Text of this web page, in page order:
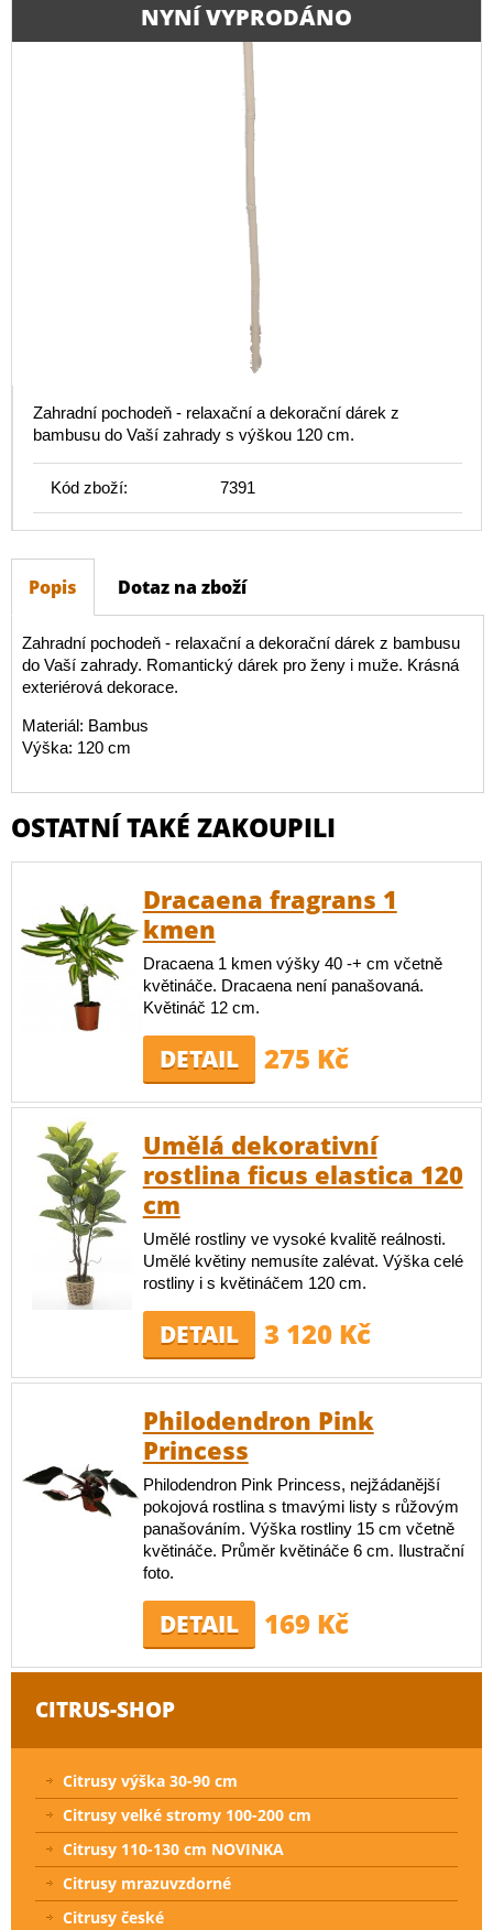
NYNÍ VYPRODÁNO
Zahradní pochodeň - relaxační a dekorační dárek z
bambusu do Vaší zahrady s výškou 120 cm.
Kód zboží: 7391
Popis Dotaz na zboží
Zahradní pochodeň - relaxační a dekorační dárek z bambusu
do Vaší zahrady. Romantický dárek pro ženy i muže. Krásná
exteriérová dekorace.
Materiál: Bambus
Výška: 120 cm
OSTATNÍ TAKÉ ZAKOUPILI
Dracaena fragrans 1
kmen
Dracaena 1 kmen výšky 40 -+ cm včetně
květináče. Dracaena není panašovaná.
Květináč 12 cm.
DETAIL 275 Kč
Umělá dekorativní
rostlina ficus elastica 120
cm
Umělé rostliny ve vysoké kvalitě reálnosti.
Umělé květiny nemusíte zalévat. Výška celé
rostliny i s květináčem 120 cm.
DETAIL 3 120 Kč
Philodendron Pink
Princess
Philodendron Pink Princess, nejžádanější
pokojová rostlina s tmavými listy s růžovým
panašováním. Výška rostliny 15 cm včetně
květináče. Průměr květináče 6 cm. Ilustrační
foto.
DETAIL 169 Kč
CITRUS-SHOP
Citrusy výška 30-90 cm
Citrusy velké stromy 100-200 cm
Citrusy 110-130 cm NOVINKA
Citrusy mrazuvzdorné
Citrusy české